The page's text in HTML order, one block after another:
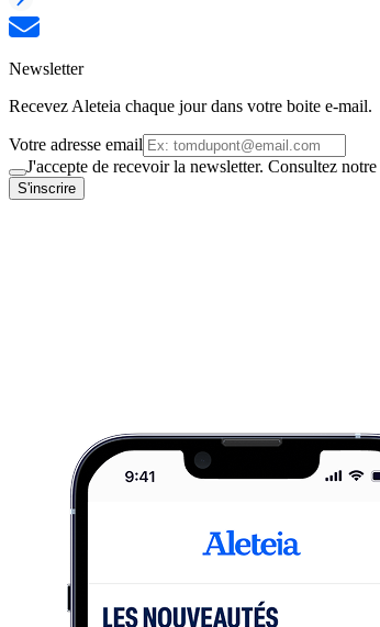
Newsletter
Recevez Aleteia chaque jour dans votre boite e-mail.
Votre adresse email
J'accepte de recevoir la newsletter. Consultez notre
S'inscrire